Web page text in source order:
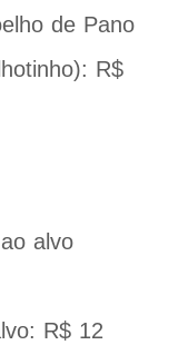
de Pano
R$
alvo
R$ 12